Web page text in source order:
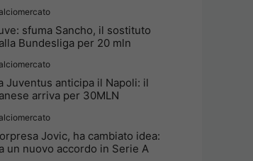
sfuma Sancho, il sostituto
Bundesliga per 20 mln
Juventus anticipa il Napoli: il
arriva per 30MLN
Jovic, ha cambiato idea:
un nuovo accordo in Serie A